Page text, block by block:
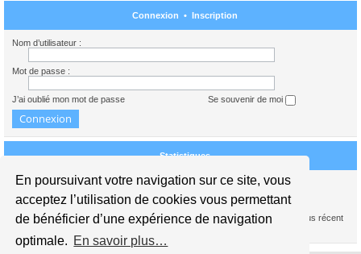
En poursuivant votre navigation sur ce site, vous
acceptez l’utilisation de cookies vous permettant
de bénéficier d’une expérience de navigation
optimale. En savoir plus…
Connexion • Inscription
Nom d’utilisateur :
Mot de passe :
J’ai oublié mon mot de passe Se souvenir de moi
Statistiques
Nous sommes le 09 août 2026 12:29
1739386messages •245441 sujets •15941membres • Notre membre le plus récent